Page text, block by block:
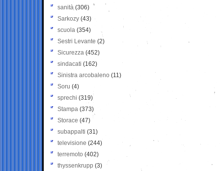
sanità (306)
Sarkozy (43)
scuola (354)
Sestri Levante (2)
Sicurezza (452)
sindacati (162)
Sinistra arcobaleno (11)
Soru (4)
sprechi (319)
Stampa (373)
Storace (47)
subappalti (31)
televisione(244)
terremoto (402)
thyssenkrupp (3)